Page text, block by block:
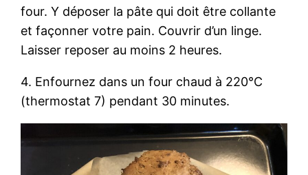
four. Y déposer la pâte qui doit être collante
et façonner votre pain. Couvrir d’un linge.
Laisser reposer au moins 2 heures.
4. Enfournez dans un four chaud à 220°C
(thermostat 7) pendant 30 minutes.